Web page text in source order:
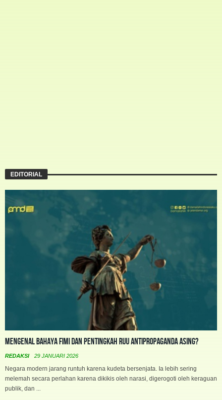
EDITORIAL
Mengenal Bahaya FIMI dan Pentingkah RUU Antipropaganda Asing?
REDAKSI 29 JANUARI 2026
Negara modern jarang runtuh karena kudeta bersenjata. Ia lebih sering
melemah secara perlahan karena dikikis oleh narasi, digerogoti oleh keraguan
publik, dan ...